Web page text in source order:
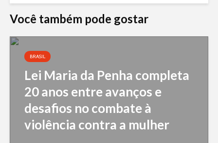
Você também pode gostar
BRASIL
Lei Maria da Penha completa
20 anos entre avanços e
desafios no combate à
violência contra a mulher